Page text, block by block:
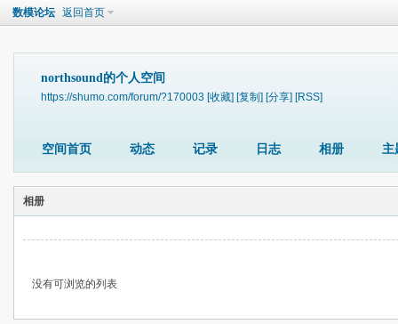
数模论坛 返回首页
northsound的个人空间
https://shumo.com/forum/?170003 [收藏] [复制] [分享] [RSS]
空间首页 动态 记录 日志 相册 主
相册
没有可浏览的列表